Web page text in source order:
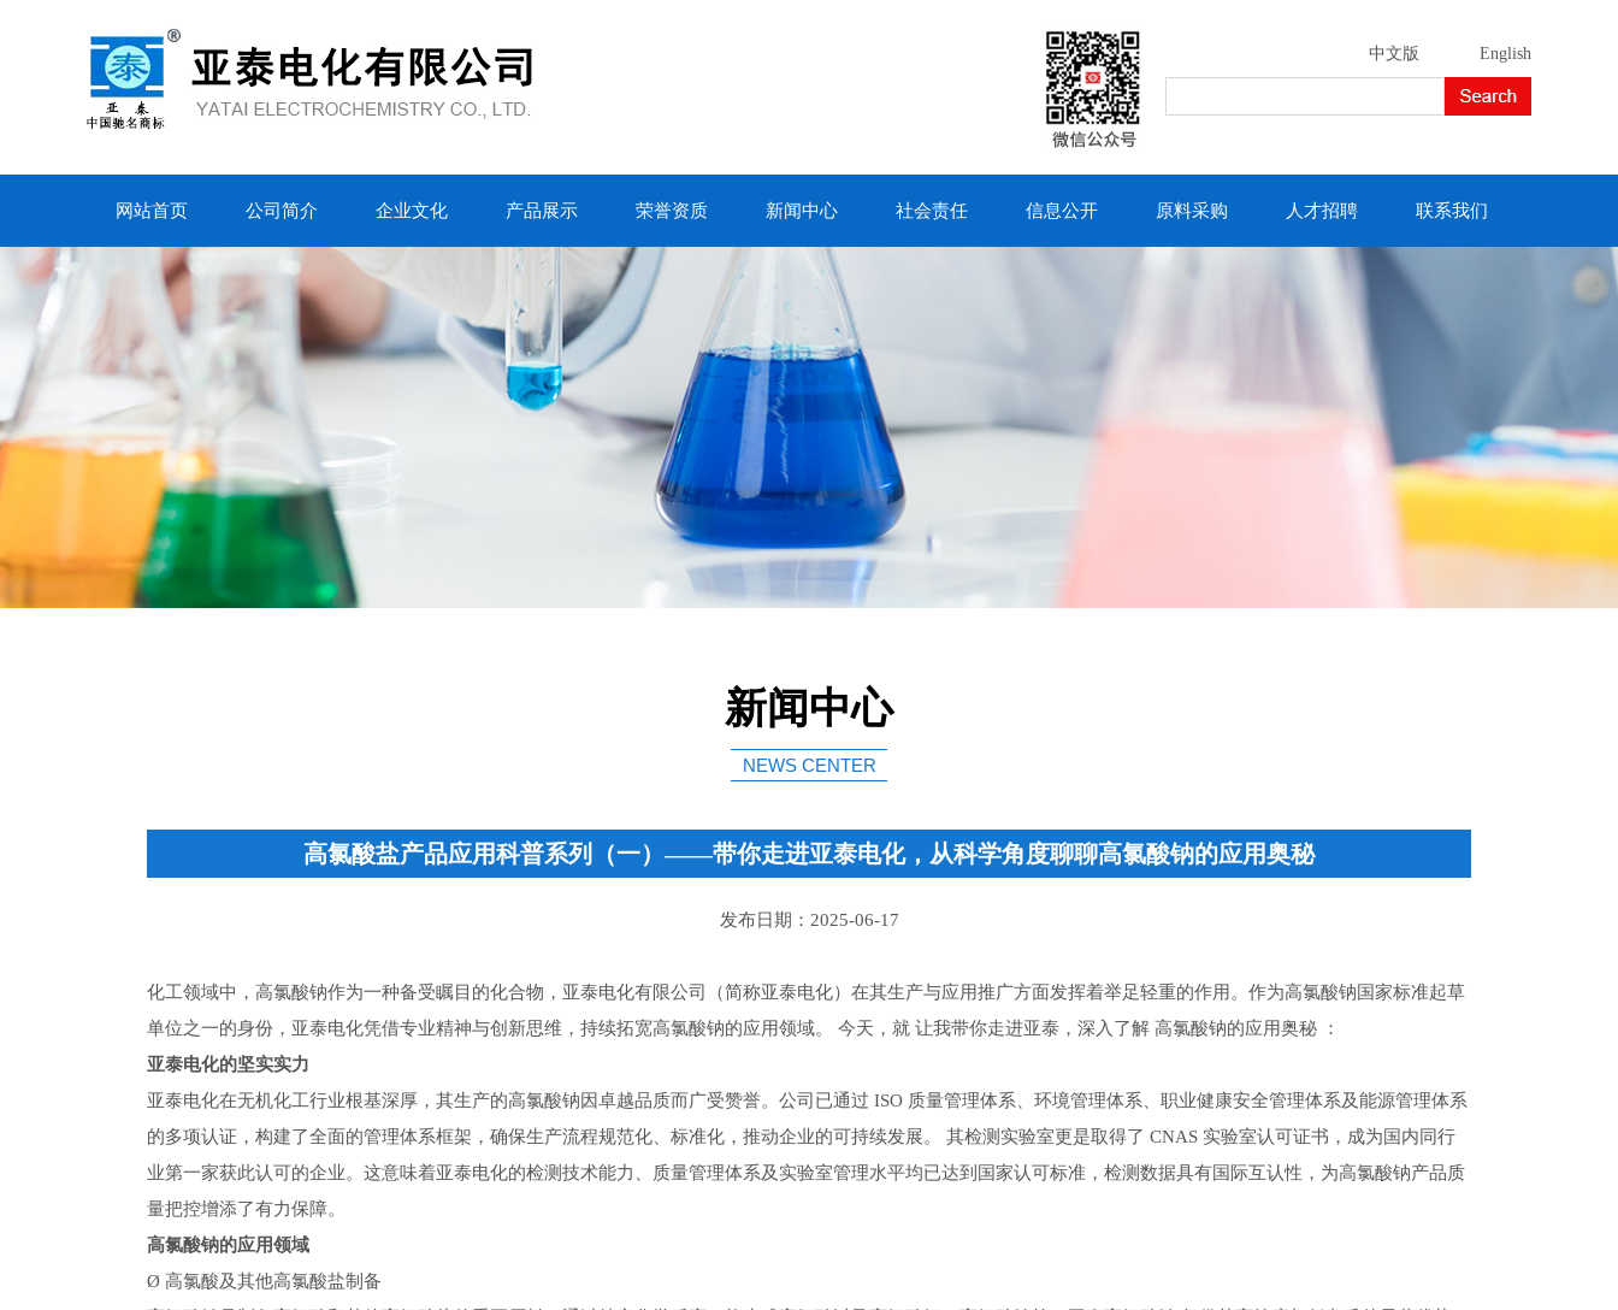
中文版 English
网站首页 公司简介 企业文化 产品展示 荣誉资质 新闻中心 社会责任 信息公开 原料采购 人才招聘 联系我们
新闻中心
NEWS CENTER
高氯酸盐产品应用科普系列（一）——带你走进亚泰电化，从科学角度聊聊高氯酸钠的应用奥秘
发布日期：2025-06-17
化工领域中，高氯酸钠作为一种备受瞩目的化合物，亚泰电化有限公司（简称亚泰电化）在其生产与应用推广方面发挥着举足轻重的作用。作为高氯酸钠国家标准起草
单位之一的身份，亚泰电化凭借专业精神与创新思维，持续拓宽高氯酸钠的应用领域。 今天，就 让我带你走进亚泰，深入了解 高氯酸钠的应用奥秘 ：
亚泰电化的坚实实力
亚泰电化在无机化工行业根基深厚，其生产的高氯酸钠因卓越品质而广受赞誉。公司已通过 ISO 质量管理体系、环境管理体系、职业健康安全管理体系及能源管理体系
的多项认证，构建了全面的管理体系框架，确保生产流程规范化、标准化，推动企业的可持续发展。 其检测实验室更是取得了 CNAS 实验室认可证书，成为国内同行
业第一家获此认可的企业。这意味着亚泰电化的检测技术能力、质量管理体系及实验室管理水平均已达到国家认可标准，检测数据具有国际互认性，为高氯酸钠产品质
量把控增添了有力保障。
高氯酸钠的应用领域
Ø 高氯酸及其他高氯酸盐制备